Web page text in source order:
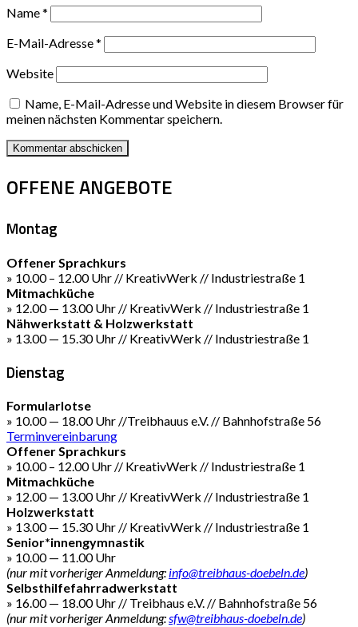
Name*
E-Mail-Adresse*
Website
Name, E-Mail-Adresse und Website in diesem Browser für
meinen nächsten Kommentar speichern.
OFFENE ANGEBOTE
Montag
Offener Sprachkurs
» 10.00 – 12.00 Uhr // KreativWerk // Industriestraße 1
Mitmachküche
» 12.00 — 13.00 Uhr // KreativWerk // Industriestraße 1
Nähwerkstatt & Holzwerkstatt
» 13.00 — 15.30 Uhr // KreativWerk // Industriestraße 1
Dienstag
Formularlotse
» 10.00 — 18.00 Uhr //Treibhauus e.V. // Bahnhofstraße 56
Terminvereinbarung
Offener Sprachkurs
» 10.00 – 12.00 Uhr // KreativWerk // Industriestraße 1
Mitmachküche
» 12.00 — 13.00 Uhr // KreativWerk // Industriestraße 1
Holzwerkstatt
» 13.00 — 15.30 Uhr // KreativWerk // Industriestraße 1
Senior*innengymnastik
» 10.00 — 11.00 Uhr
(nur mit vorheriger Anmeldung: info@treibhaus-doebeln.de)
Selbsthilfefahrradwerkstatt
» 16.00 — 18.00 Uhr // Treibhaus e.V. // Bahnhofstraße 56
(nur mit vorheriger Anmeldung:sfw@treibhaus-doebeln.de)